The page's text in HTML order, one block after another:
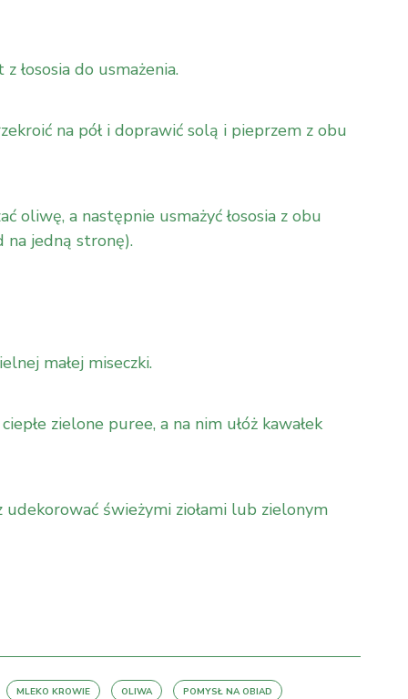
łososia do usmażenia.
na pół i doprawić solą i pieprzem z obu
oliwę, a następnie usmażyć łososia z obu
na jedną stronę).
małej miseczki.
zielone puree, a na nim ułóż kawałek
udekorować świeżymi ziołami lub zielonym
MLEKO KROWIE OLIWA POMYSŁ NA OBIAD